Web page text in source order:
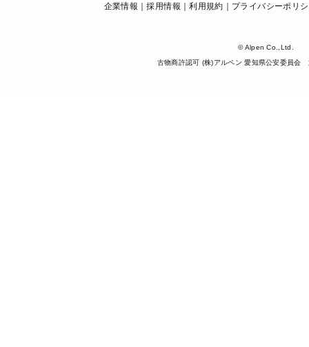
企業情報 採用情報 利用規約 プライバシーポリ
© Alpen Co.,Ltd.
古物商許認可 (株)アルペン 愛知県公安委員